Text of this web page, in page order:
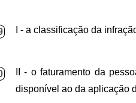
I - a classificação da
II - o faturamento da
disponível ao da aplicação